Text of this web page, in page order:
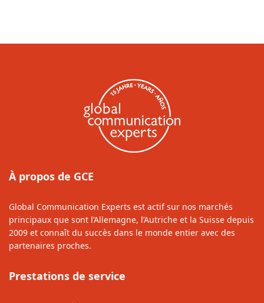
À propos de GCE
Global Communication Experts est actif sur nos marchés
principaux que sont l’Allemagne, l’Autriche et la Suisse depuis
2009 et connaît du succès dans le monde entier avec des
partenaires proches.
Prestations de service